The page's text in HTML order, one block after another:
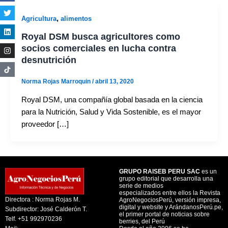
Agricultura, alimentos
Royal DSM busca agricultores como
socios comerciales en lucha contra
desnutrición
Norma Rojas Marroquin /abril 13, 2020
Royal DSM, una compañía global basada en la ciencia
para la Nutrición, Salud y Vida Sostenible, es el mayor
proveedor […]
Directora : Norma Rojas M.
Subdirector: José Calderón T.
Telf. +51 992970236
GRUPO RAISEB PERU SAC es un
grupo editorial que desarrolla una
serie de medios
especializados entre ellos la Revista
AgroNegociosPerú, versión impresa,
digital y website y ArándanosPerú.pe,
el primer portal de noticias sobre
berries, del Perú